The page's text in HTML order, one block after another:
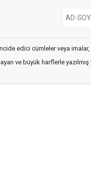
edici cümleler veya imalar,
ve büyük harflerle